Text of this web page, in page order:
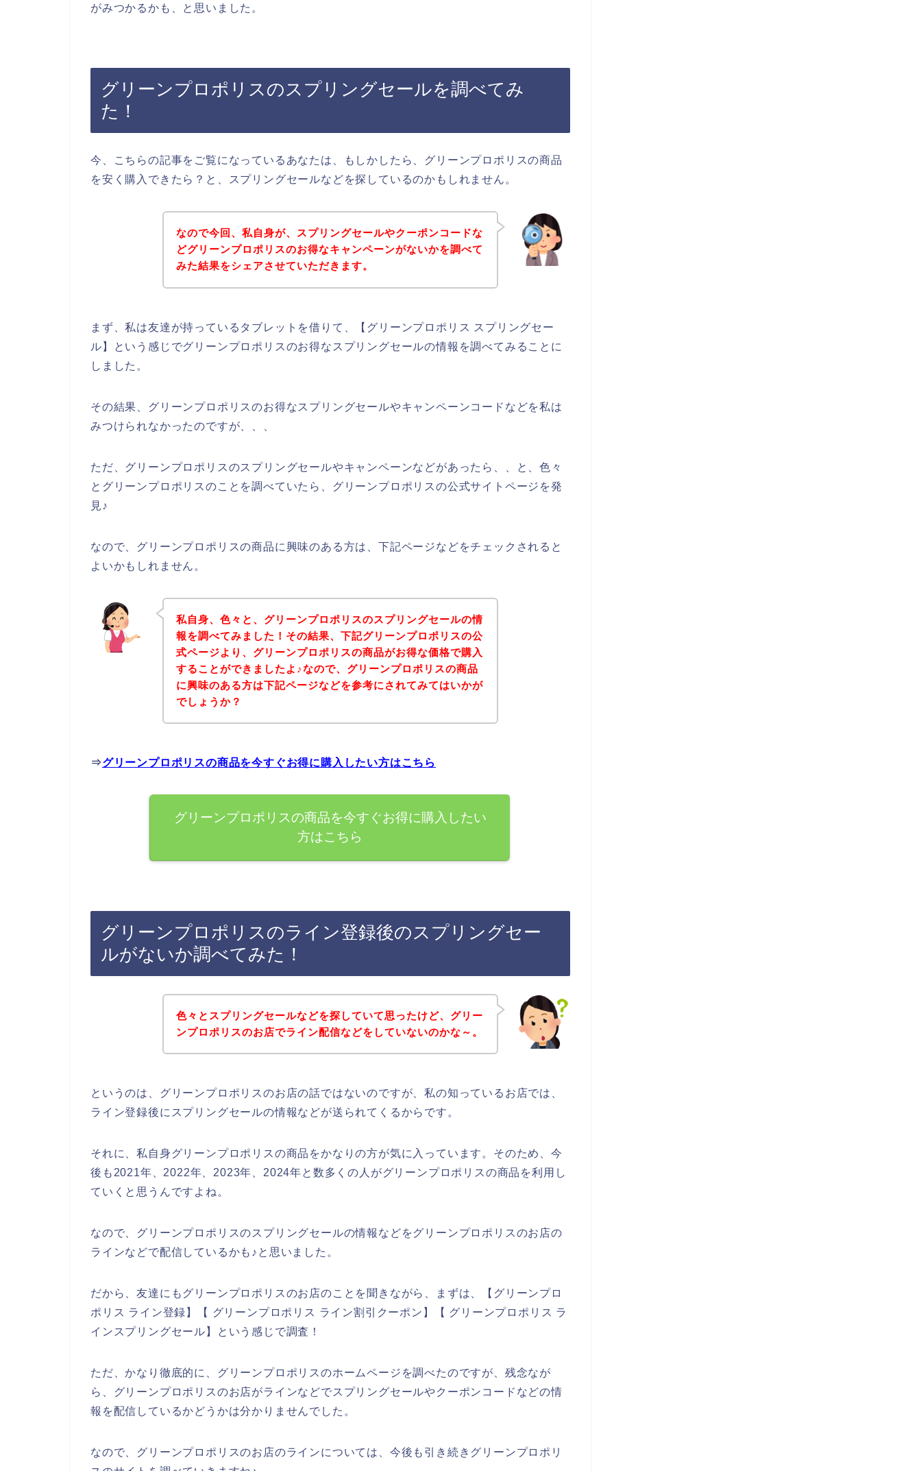
がみつかるかも、と思いました。
グリーンプロポリスのスプリングセールを調べてみ
た！
今、こちらの記事をご覧になっているあなたは、もしかしたら、グリーンプロポリスの商品
を安く購入できたら？と、スプリングセールなどを探しているのかもしれません。
なので今回、私自身が、スプリングセールやクーポンコードな
どグリーンプロポリスのお得なキャンペーンがないかを調べて
みた結果をシェアさせていただきます。
まず、私は友達が持っているタブレットを借りて、【グリーンプロポリス スプリングセー
ル】という感じでグリーンプロポリスのお得なスプリングセールの情報を調べてみることに
しました。
その結果、グリーンプロポリスのお得なスプリングセールやキャンペーンコードなどを私は
みつけられなかったのですが、、、
ただ、グリーンプロポリスのスプリングセールやキャンペーンなどがあったら、、と、色々
とグリーンプロポリスのことを調べていたら、グリーンプロポリスの公式サイトページを発
見♪
なので、グリーンプロポリスの商品に興味のある方は、下記ページなどをチェックされると
よいかもしれません。
私自身、色々と、グリーンプロポリスのスプリングセールの情
報を調べてみました！その結果、下記グリーンプロポリスの公
式ページより、グリーンプロポリスの商品がお得な価格で購入
することができましたよ♪なので、グリーンプロポリスの商品
に興味のある方は下記ページなどを参考にされてみてはいかが
でしょうか？
⇒グリーンプロポリスの商品を今すぐお得に購入したい方はこちら
グリーンプロポリスの商品を今すぐお得に購入したい
方はこちら
グリーンプロポリスのライン登録後のスプリングセー
ルがないか調べてみた！
色々とスプリングセールなどを探していて思ったけど、グリー
ンプロポリスのお店でライン配信などをしていないのかな～。
というのは、グリーンプロポリスのお店の話ではないのですが、私の知っているお店では、
ライン登録後にスプリングセールの情報などが送られてくるからです。
それに、私自身グリーンプロポリスの商品をかなりの方が気に入っています。そのため、今
後も2021年、2022年、2023年、2024年と数多くの人がグリーンプロポリスの商品を利用し
ていくと思うんですよね。
なので、グリーンプロポリスのスプリングセールの情報などをグリーンプロポリスのお店の
ラインなどで配信しているかも♪と思いました。
だから、友達にもグリーンプロポリスのお店のことを聞きながら、まずは、【グリーンプロ
ポリス ライン登録】【 グリーンプロポリス ライン割引クーポン】【 グリーンプロポリス ラ
インスプリングセール】という感じで調査！
ただ、かなり徹底的に、グリーンプロポリスのホームページを調べたのですが、残念なが
ら、グリーンプロポリスのお店がラインなどでスプリングセールやクーポンコードなどの情
報を配信しているかどうかは分かりませんでした。
なので、グリーンプロポリスのお店のラインについては、今後も引き続きグリーンプロポリ